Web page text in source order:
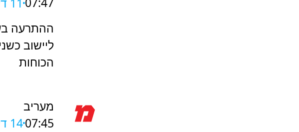
ההתרעה
ליישוב
הכוחות
מעריב
07:4514 דקות